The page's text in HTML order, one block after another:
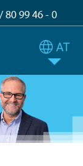
80 99 46 - 0